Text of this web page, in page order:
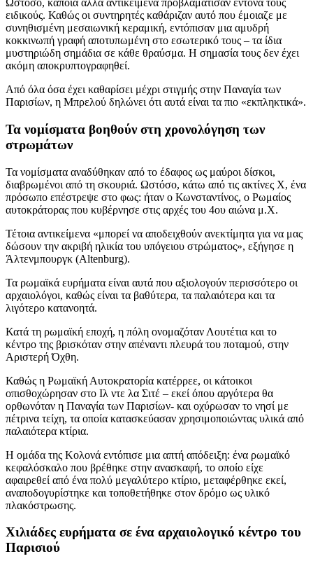
Ωστόσο, κάποια άλλα αντικείμενα προβλάματισαν έντονα τους
ειδικούς. Καθώς οι συντηρητές καθάριζαν αυτό που έμοιαζε με
συνηθισμένη μεσαιωνική κεραμική, εντόπισαν μια αμυδρή
κοκκινωπή γραφή αποτυπωμένη στο εσωτερικό τους – τα ίδια
μυστηριώδη σημάδια σε κάθε θραύσμα. Η σημασία τους δεν έχει
ακόμη αποκρυπτογραφηθεί.
Από όλα όσα έχει καθαρίσει μέχρι στιγμής στην Παναγία των
Παρισίων, η Μπρελού δηλώνει ότι αυτά είναι τα πιο «εκπληκτικά».
Τα νομίσματα βοηθούν στη χρονολόγηση των
στρωμάτων
Τα νομίσματα αναδύθηκαν από το έδαφος ως μαύροι δίσκοι,
διαβρωμένοι από τη σκουριά. Ωστόσο, κάτω από τις ακτίνες Χ, ένα
πρόσωπο επέστρεψε στο φως: ήταν ο Κωνσταντίνος, ο Ρωμαίος
αυτοκράτορας που κυβέρνησε στις αρχές του 4ου αιώνα μ.Χ.
Τέτοια αντικείμενα «μπορεί να αποδειχθούν ανεκτίμητα για να μας
δώσουν την ακριβή ηλικία του υπόγειου στρώματος», εξήγησε η
Άλτενμπουργκ (Altenburg).
Τα ρωμαϊκά ευρήματα είναι αυτά που αξιολογούν περισσότερο οι
αρχαιολόγοι, καθώς είναι τα βαθύτερα, τα παλαιότερα και τα
λιγότερο κατανοητά.
Κατά τη ρωμαϊκή εποχή, η πόλη ονομαζόταν Λουτέτια και το
κέντρο της βρισκόταν στην απέναντι πλευρά του ποταμού, στην
Αριστερή Όχθη.
Καθώς η Ρωμαϊκή Αυτοκρατορία κατέρρεε, οι κάτοικοι
οπισθοχώρησαν στο Ιλ ντε λα Σιτέ – εκεί όπου αργότερα θα
ορθωνόταν η Παναγία των Παρισίων- και οχύρωσαν το νησί με
πέτρινα τείχη, τα οποία κατασκεύασαν χρησιμοποιώντας υλικά από
παλαιότερα κτίρια.
Η ομάδα της Κολονά εντόπισε μια απτή απόδειξη: ένα ρωμαϊκό
κεφαλόσκαλο που βρέθηκε στην ανασκαφή, το οποίο είχε
αφαιρεθεί από ένα πολύ μεγαλύτερο κτίριο, μεταφέρθηκε εκεί,
αναποδογυρίστηκε και τοποθετήθηκε στον δρόμο ως υλικό
πλακόστρωσης.
Χιλιάδες ευρήματα σε ένα αρχαιολογικό κέντρο του
Παρισιού